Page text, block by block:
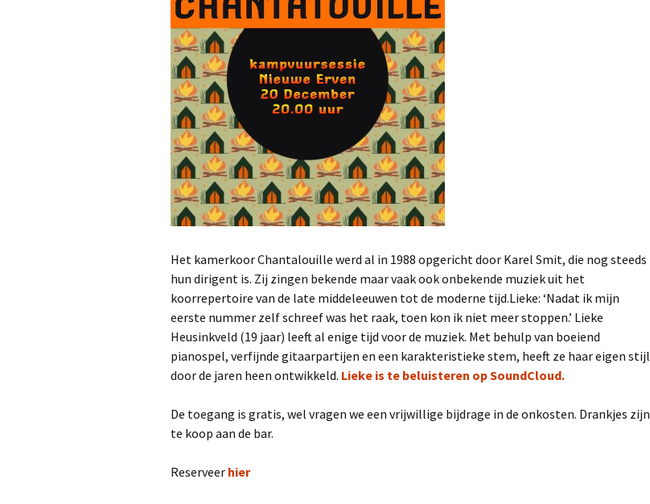
Het kamerkoor Chantalouille werd al in 1988 opgericht door Karel Smit, die nog steeds
hun dirigent is. Zij zingen bekende maar vaak ook onbekende muziek uit het
koorrepertoire van de late middeleeuwen tot de moderne tijd.Lieke: ‘Nadat ik mijn
eerste nummer zelf schreef was het raak, toen kon ik niet meer stoppen.’ Lieke
Heusinkveld (19 jaar) leeft al enige tijd voor de muziek. Met behulp van boeiend
pianospel, verfijnde gitaarpartijen en een karakteristieke stem, heeft ze haar eigen stijl
door de jaren heen ontwikkeld. Lieke is te beluisteren op SoundCloud.
De toegang is gratis, wel vragen we een vrijwillige bijdrage in de onkosten. Drankjes zijn
te koop aan de bar.
Reserveer hier